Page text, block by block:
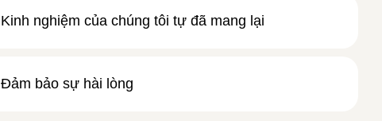
Kinh nghiệm của chúng tôi tự đã mang lại
Đảm bảo sự hài lòng